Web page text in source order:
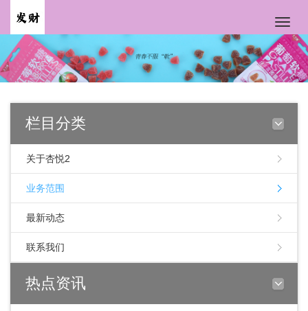
Toggle
栏目分类
关于杏悦2
业务范围
最新动态
联系我们
热点资讯